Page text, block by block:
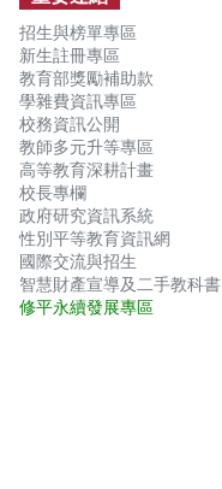
招生與榜單專區
新生註冊專區
教育部獎勵補助款
學雜費資訊專區
校務資訊公開
教師多元升等專區
高等教育深耕計畫
校長專欄
政府研究資訊系統
性別平等教育資訊網
國際交流與招生
智慧財產宣導及二手教科書
修平永續發展專區